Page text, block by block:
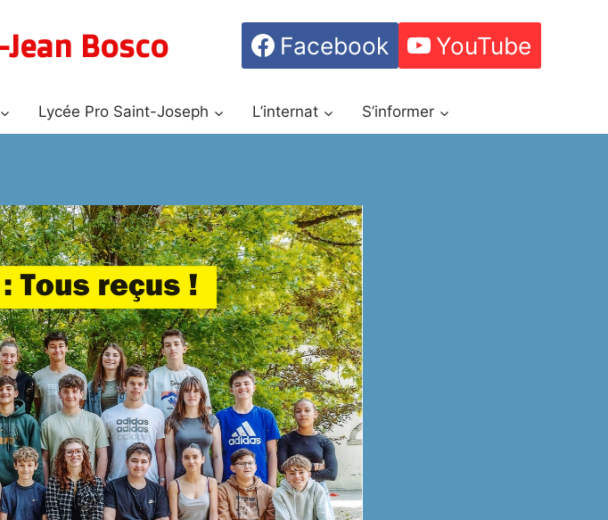
Bosco Facebook YouTube
Lycée Pro Saint-Joseph L’internat S’informer